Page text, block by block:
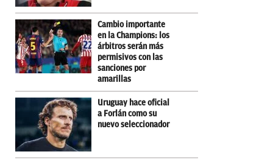
Cambio importante
en la Champions: los
árbitros serán más
permisivos con las
sanciones por
amarillas
Uruguay hace oficial
a Forlán como su
nuevo seleccionador